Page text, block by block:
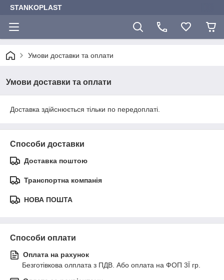
STANKOPLAST
Умови доставки та оплати
Умови доставки та оплати
Доставка здійснюється тільки по передоплаті.
Способи доставки
Доставка поштою
Транспортна компанія
НОВА ПОШТА
Способи оплати
Оплата на рахунок
Безготівкова олплата з ПДВ. Або оплата на ФОП 3Ї гр.